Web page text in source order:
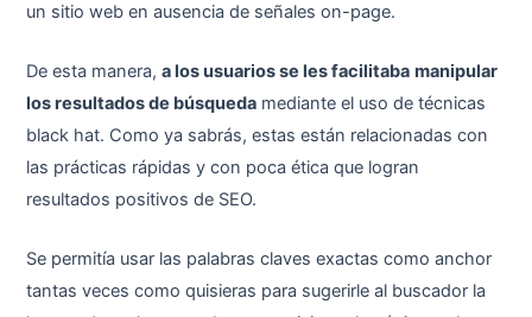
un sitio web en ausencia de señales on-page.
De esta manera,a los usuarios se les facilitaba manipular
los resultados de búsqueda mediante el uso de técnicas
black hat. Como ya sabrás, estas están relacionadas con
las prácticas rápidas y con poca ética que logran
resultados positivos de SEO.
Se permitía usar las palabras claves exactas como anchor
tantas veces como quisieras para sugerirle al buscador la